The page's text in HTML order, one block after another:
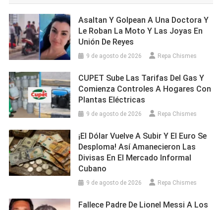
Asaltan Y Golpean A Una Doctora Y
Le Roban La Moto Y Las Joyas En
Unión De Reyes
9 de agosto de 2026 Repa Chismes
CUPET Sube Las Tarifas Del Gas Y
Comienza Controles A Hogares Con
Plantas Eléctricas
9 de agosto de 2026 Repa Chismes
¡El Dólar Vuelve A Subir Y El Euro Se
Desploma! Así Amanecieron Las
Divisas En El Mercado Informal
Cubano
9 de agosto de 2026 Repa Chismes
Fallece Padre De Lionel Messi A Los